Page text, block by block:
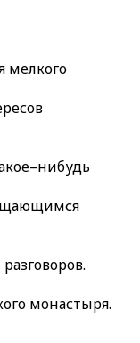
сложения.
звуку особый
намеченный
мелкого
монастыря.